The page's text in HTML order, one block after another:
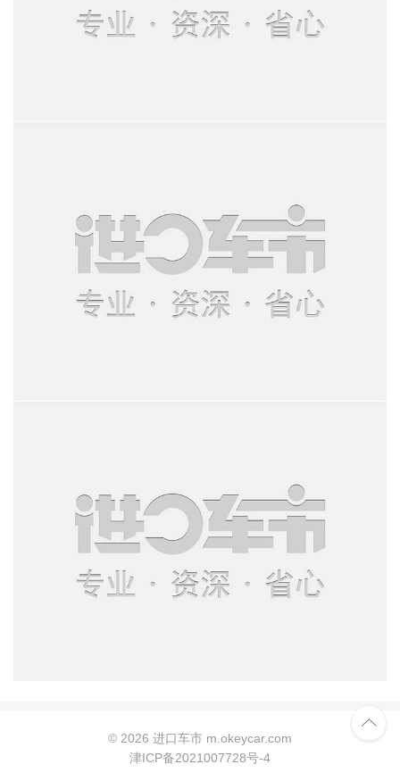
© 2026 进口车市 m.okeycar.com
津ICP备2021007728号-4
